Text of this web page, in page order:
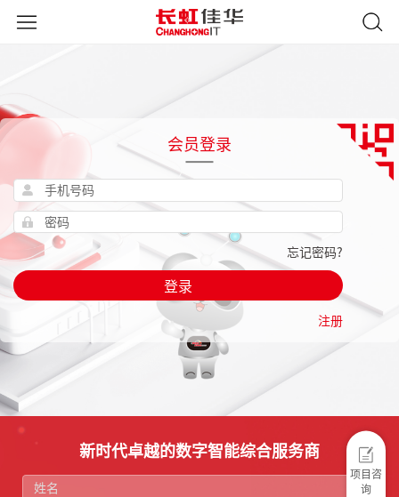
会员登录
忘记密码?
登录
注册
项目咨
询
新时代卓越的数字智能综合服务商